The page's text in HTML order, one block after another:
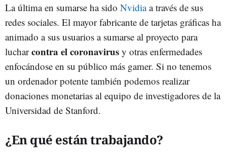
La última en sumarse ha sido Nvidiaa través de sus
redes sociales. El mayor fabricante de tarjetas gráficas ha
animado a sus usuarios a sumarse al proyecto para
lucharcontra el coronavirus y otras enfermedades
enfocándose en su público más gamer. Si no tenemos
un ordenador potente también podemos realizar
donaciones monetarias al equipo de investigadores de la
Universidad de Stanford.
¿En qué están trabajando?